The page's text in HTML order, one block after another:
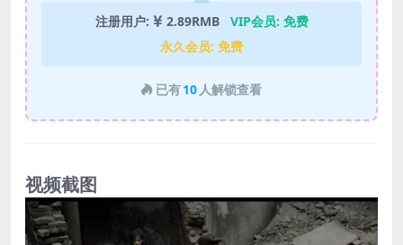
注册用户: 2.89RMB VIP会员: 免费
永久会员: 免费
已有10 人解锁查看
视频截图